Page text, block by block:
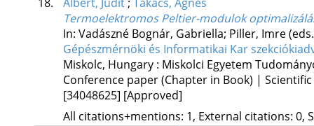
18.
Albert, Judit; Takács, Ágnes
Termoelektromos Peltier-modulok
In: Vadászné Bognár, Gabriella; Piller, Imre
Gépészmérnöki és Informatikai Kar
Miskolc, Hungary : Miskolci Egyetem
Conference paper (Chapter in Book) | Scientific
[34048625] [Approved]
All citations+mentions: 1, External citations: 0,